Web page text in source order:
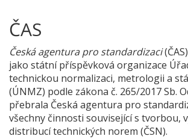
ČAS
Česká agentura pro standardizaci
jako státní příspěvková organizace
technickou normalizaci, metrologii a
(ÚNMZ) podle zákona č. 265/2017 Sb.
přebrala Česká agentura pro
všechny činnosti související s tvorbou,
distribucí technických norem (ČSN).